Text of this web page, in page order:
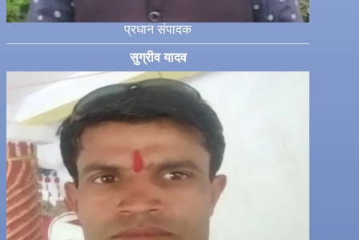
प्रधान संपादक
सुग्रीव यादव